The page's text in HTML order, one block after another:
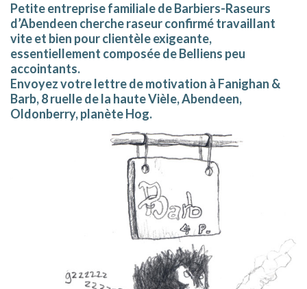
Petite entreprise familiale de Barbiers-Raseurs
d’Abendeen chercheraseur confirmétravaillant
vite et bien pour clientèle exigeante,
essentiellement composée de Belliens peu
accointants.
Envoyez votre lettre de motivation à Fanighan &
Barb, 8 ruelle de la haute Vièle, Abendeen,
Oldonberry, planète Hog.